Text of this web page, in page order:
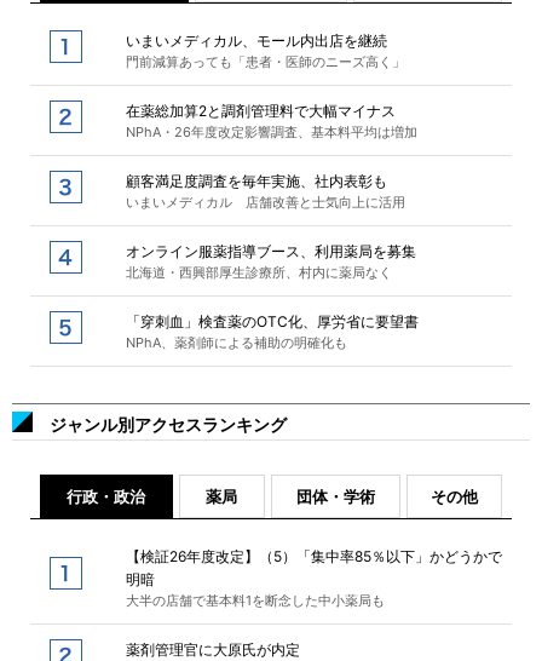
いまいメディカル、モール内出店を継続
門前減算あっても「患者・医師のニーズ高く」
在薬総加算2と調剤管理料で大幅マイナス
NPhA・26年度改定影響調査、基本料平均は増加
顧客満足度調査を毎年実施、社内表彰も
いまいメディカル 店舗改善と士気向上に活用
オンライン服薬指導ブース、利用薬局を募集
北海道・西興部厚生診療所、村内に薬局なく
「穿刺血」検査薬のOTC化、厚労省に要望書
NPhA、薬剤師による補助の明確化も
ジャンル別アクセスランキング
行政・政治 薬局 団体・学術 その他
【検証26年度改定】（5）「集中率85％以下」かどうかで
明暗
大半の店舗で基本料1を断念した中小薬局も
薬剤管理官に大原氏が内定